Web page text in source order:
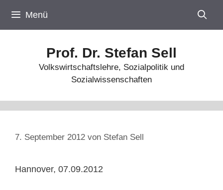
Inhalt
springen
Menü
Prof. Dr. Stefan Sell
Volkswirtschaftslehre, Sozialpolitik und
Sozialwissenschaften
7. September 2012 von Stefan Sell
Hannover, 07.09.2012